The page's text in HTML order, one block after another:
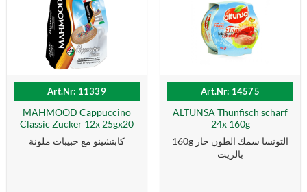
Art.Nr: 11339
MAHMOOD Cappuccino
Classic Zucker 12x 25gx20
كابتشينو مع حبيبات ملونة
Art.Nr: 14575
ALTUNSA Thunfisch scharf
24x 160g
160g التونسا سمك الطون حار
بالزیت